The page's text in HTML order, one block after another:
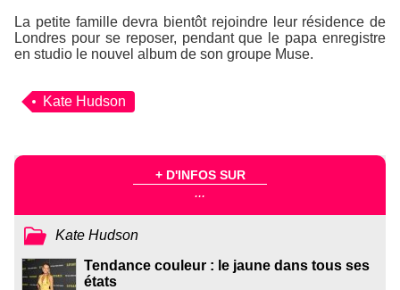
La petite famille devra bientôt rejoindre leur résidence de
Londres pour se reposer, pendant que le papa enregistre
en studio le nouvel album de son groupe Muse.
Kate Hudson
+ D'INFOS SUR
...
Kate Hudson
Tendance couleur : le jaune dans tous ses
états